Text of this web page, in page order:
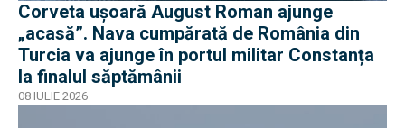
Corveta ușoară August Roman ajunge
„acasă”. Nava cumpărată de România din
Turcia va ajunge în portul militar Constanța
la finalul săptămânii
08 IULIE 2026